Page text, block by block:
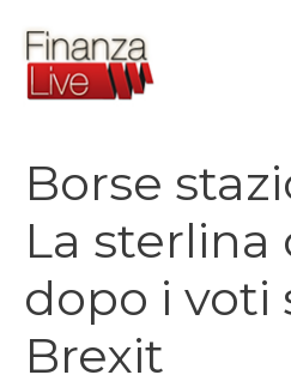
contenuto
Borse
La sterlina
dopo i voti
Brexit